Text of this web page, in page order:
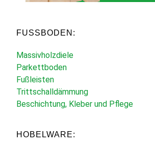
FUSSBODEN:
Massivholzdiele
Parkettboden
Fußleisten
Trittschalldämmung
Beschichtung, Kleber und Pflege
HOBELWARE: